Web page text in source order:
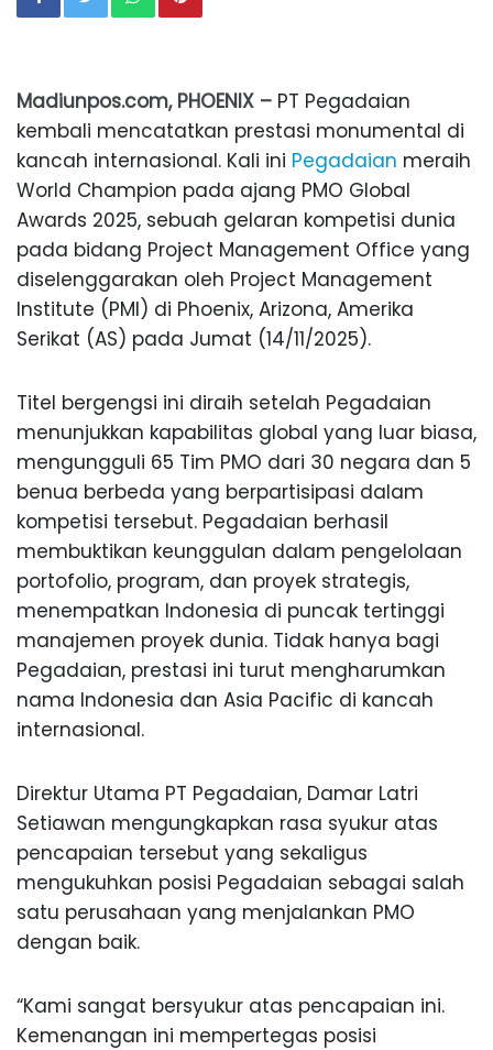
Madiunpos.com, PHOENIX – PT Pegadaian
kembali mencatatkan prestasi monumental di
kancah internasional. Kali ini Pegadaian meraih
World Champion pada ajang PMO Global
Awards 2025, sebuah gelaran kompetisi dunia
pada bidang Project Management Office yang
diselenggarakan oleh Project Management
Institute (PMI) di Phoenix, Arizona, Amerika
Serikat (AS) pada Jumat (14/11/2025).
Titel bergengsi ini diraih setelah Pegadaian
menunjukkan kapabilitas global yang luar biasa,
mengungguli 65 Tim PMO dari 30 negara dan 5
benua berbeda yang berpartisipasi dalam
kompetisi tersebut. Pegadaian berhasil
membuktikan keunggulan dalam pengelolaan
portofolio, program, dan proyek strategis,
menempatkan Indonesia di puncak tertinggi
manajemen proyek dunia. Tidak hanya bagi
Pegadaian, prestasi ini turut mengharumkan
nama Indonesia dan Asia Pacific di kancah
internasional.
Direktur Utama PT Pegadaian, Damar Latri
Setiawan mengungkapkan rasa syukur atas
pencapaian tersebut yang sekaligus
mengukuhkan posisi Pegadaian sebagai salah
satu perusahaan yang menjalankan PMO
dengan baik.
“Kami sangat bersyukur atas pencapaian ini.
Kemenangan ini mempertegas posisi